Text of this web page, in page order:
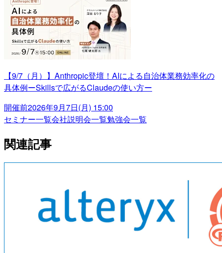
【9/7（月）】Anthropic登壇！AIによる自治体業務効率化の
具体例ーSkillsで広がるClaudeの使い方ー
開催前2026年9月7日(月) 15:00
セミナー一覧会社説明会一覧勉強会一覧
関連記事